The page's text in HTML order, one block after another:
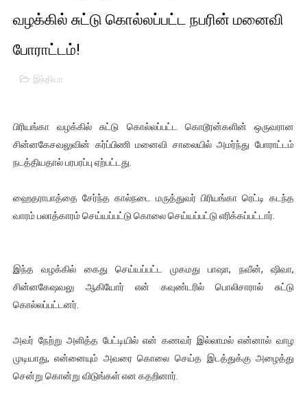
தடுப்பூசியை பெற்றுக் கொள்ளக் கூடிய இடங்கள்...
சிறுமியை பாலியல் வன்கொடுமை செய்த முதியவருக்கு
பிரபல நடிகை தூக்கிட்டு தற்கொலை!
வடிவேலுவுக்கு நீதிமன்றம் விதித்துள்ள அதிரடி உத்தரவு!
ஐ.நா முன்றலில் சீரற்ற காலநிலையிலும் தமிழின அழிப்பிற்கு
ஜனாதிபதி ஐக்கிய நாடுகளின் பொதுச் சபை கூட்டத்தில் இன்று
32 CM விநோத கன்றுக்குட்டி! (வீடியோ)
வழக்கில் சுட்டு கொல்லப்பட்ட நபரின் மனைவி
போராட்டம்!
இந்தியா
பிரியங்கா வழக்கில் சுட்டு கொல்லப்பட்ட கொடூரன்களின் ஒருவரான
சின்னகேசவலுவின் கர்ப்பிணி மனைவி சாலையில் அமர்ந்து போராட்டம்
நடத்தியதால் பரபரப்பு ஏற்பட்டது.
ஹைதராபாத்தை சேர்ந்த கால்நடை மருத்துவர் பிரியங்கா ரெட்டி கடந்த
வாரம் பலாத்காரம் செய்யப்பட்டு கொலை செய்யப்பட்டு எரிக்கப்பட்டார்.
இந்த வழக்கில் கைது செய்யப்பட்ட முகமது பாஷா, நவீன், ஷிவா,
சின்னகேஷவலு ஆகியோர் என் கவுண்டரில் பொலிசாரால் சுட்டு
கொல்லப்பட்டனர்.
அவர் நேற்று அளித்த பேட்டியில் என் கணவர் இல்லாமல் என்னால் வாழ
முடியாது, என்னையும் அவரை கொலை செய்த இடத்துக்கு அழைத்து
சென்று கொன்று விடுங்கள் என கதறினார்.